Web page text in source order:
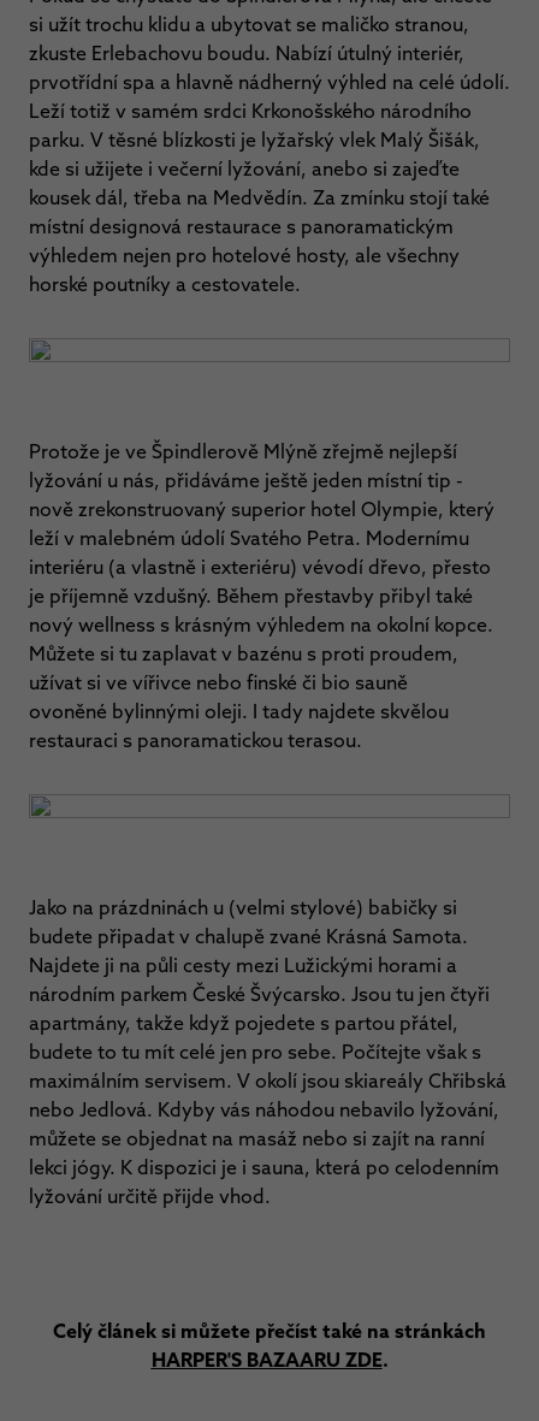
si užít trochu klidu a ubytovat se maličko stranou,
zkuste Erlebachovu boudu. Nabízí útulný interiér,
prvotřídní spa a hlavně nádherný výhled na celé údolí.
Leží totiž v samém srdci Krkonošského národního
parku. V těsné blízkosti je lyžařský vlek Malý Šišák,
kde si užijete i večerní lyžování, anebo si zajeďte
kousek dál, třeba na Medvědín. Za zmínku stojí také
místní designová restaurace s panoramatickým
výhledem nejen pro hotelové hosty, ale všechny
horské poutníky a cestovatele.
Protože je ve Špindlerově Mlýně zřejmě nejlepší
lyžování u nás, přidáváme ještě jeden místní tip -
nově zrekonstruovaný superior hotel Olympie, který
leží v malebném údolí Svatého Petra. Modernímu
interiéru (a vlastně i exteriéru) vévodí dřevo, přesto
je příjemně vzdušný. Během přestavby přibyl také
nový wellness s krásným výhledem na okolní kopce.
Můžete si tu zaplavat v bazénu s proti proudem,
užívat si ve vířivce nebo finské či bio sauně
ovoněné bylinnými oleji. I tady najdete skvělou
restauraci s panoramatickou terasou.
Jako na prázdninách u (velmi stylové) babičky si
budete připadat v chalupě zvané Krásná Samota.
Najdete ji na půli cesty mezi Lužickými horami a
národním parkem České Švýcarsko. Jsou tu jen čtyři
apartmány, takže když pojedete s partou přátel,
budete to tu mít celé jen pro sebe. Počítejte však s
maximálním servisem. V okolí jsou skiareály Chřibská
nebo Jedlová. Kdyby vás náhodou nebavilo lyžování,
můžete se objednat na masáž nebo si zajít na ranní
lekci jógy. K dispozici je i sauna, která po celodenním
lyžování určitě přijde vhod.
Celý článek si můžete přečíst také na stránkách
HARPER'S BAZAARU ZDE.